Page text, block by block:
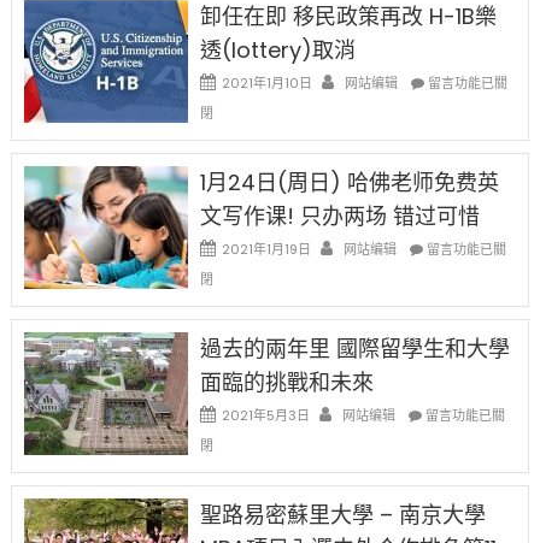
後
開
OPT
開
刀〉
中
讓
話
請
1B
簽
證
高
先
得〉
卸任在即 移民政策再改 H-1B樂
透(lottery)取消
2021年1月10日 网站编辑
在
在
即
移
民
策
改
1B
(lottery)
中
留言功能已關
閉
1月24日(周日) 哈佛老师免费英
文写作课! 只办两场 错过可惜
2021年1月19日 网站编辑
在
24
日
(周
佛
师
费
留言功能已關
閉
過去的兩年里 國際留學生和大學
面臨的挑戰和未來
2021年5月3日 网站编辑
在
的
兩
年
留言功能已關
閉
聖路易密蘇里大學 – 南京大學